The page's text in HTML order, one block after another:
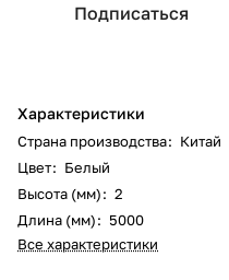
Подписаться
Характеристики
Страна производства: Китай
Цвет: Белый
Высота (мм): 2
Длина (мм): 5000
Все характеристики